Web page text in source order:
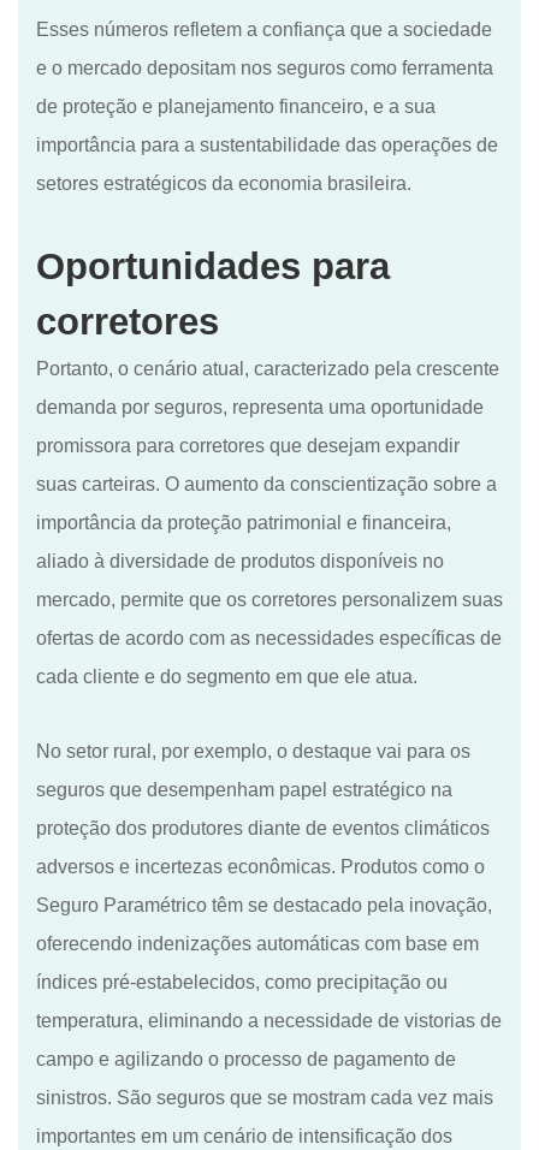
Esses números refletem a confiança que a sociedade
e o mercado depositam nos seguros como ferramenta
de proteção e planejamento financeiro, e a sua
importância para a sustentabilidade das operações de
setores estratégicos da economia brasileira.
Oportunidades para
corretores
Portanto, o cenário atual, caracterizado pela crescente
demanda por seguros, representa uma oportunidade
promissora para corretores que desejam expandir
suas carteiras. O aumento da conscientização sobre a
importância da proteção patrimonial e financeira,
aliado à diversidade de produtos disponíveis no
mercado, permite que os corretores personalizem suas
ofertas de acordo com as necessidades específicas de
cada cliente e do segmento em que ele atua.
No setor rural, por exemplo, o destaque vai para os
seguros que desempenham papel estratégico na
proteção dos produtores diante de eventos climáticos
adversos e incertezas econômicas. Produtos como o
Seguro Paramétrico têm se destacado pela inovação,
oferecendo indenizações automáticas com base em
índices pré-estabelecidos, como precipitação ou
temperatura, eliminando a necessidade de vistorias de
campo e agilizando o processo de pagamento de
sinistros. São seguros que se mostram cada vez mais
importantes em um cenário de intensificação dos